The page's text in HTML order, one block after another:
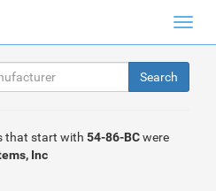
that start with 54-86-BCwere
Inc